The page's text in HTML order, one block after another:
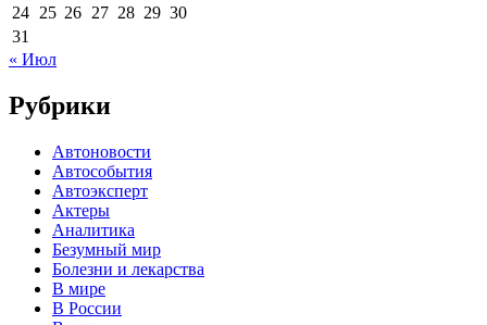
24 25 26 27 28 29 30
31
« Июл
Рубрики
Автоновости
Автособытия
Автоэксперт
Актеры
Аналитика
Безумный мир
Болезни и лекарства
В мире
В России